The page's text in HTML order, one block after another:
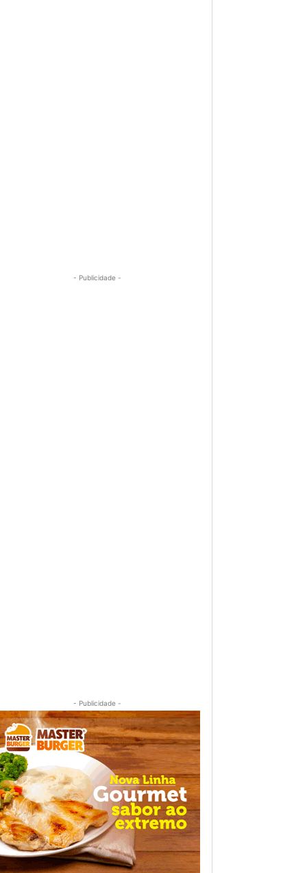
- Publicidade -
- Publicidade -